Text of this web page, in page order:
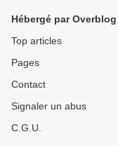
Hébergé par Overblog
Top articles
Pages
Contact
Signaler un abus
C.G.U.